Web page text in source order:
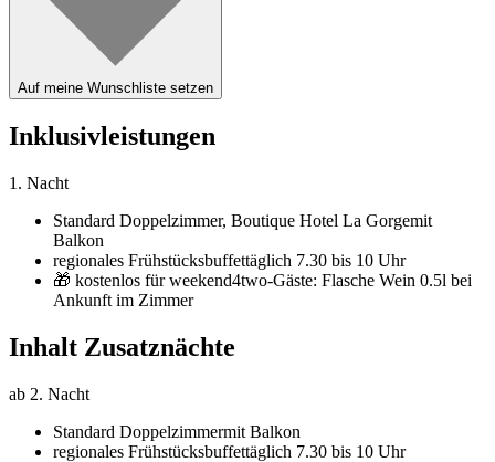
Auf meine Wunschliste setzen
Inklusivleistungen
1. Nacht
Standard Doppelzimmer, Boutique Hotel La Gorgemit
Balkon
regionales Frühstücksbuffettäglich 7.30 bis 10 Uhr
🎁 kostenlos für weekend4two-Gäste: Flasche Wein 0.5l bei
Ankunft im Zimmer
Inhalt Zusatznächte
ab 2. Nacht
Standard Doppelzimmermit Balkon
regionales Frühstücksbuffettäglich 7.30 bis 10 Uhr